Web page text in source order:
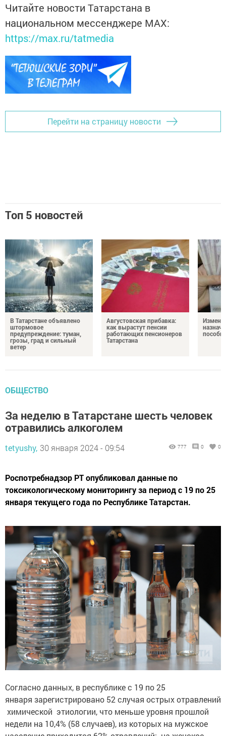
Читайте новости Татарстана в
национальном мессенджере MАХ:
https://max.ru/tatmedia
Перейти на страницу новости
Топ 5 новостей
В Татарстане объявлено
штормовое
предупреждение: туман,
грозы, град и сильный
ветер
Августовская прибавка:
как вырастут пенсии
работающих пенсионеров
Татарстана
ОБЩЕСТВО
За неделю в Татарстане шесть человек
отравились алкоголем
tetyushy, 30 января 2024 - 09:54 777 0 0
Роспотребнадзор РТ опубликовал данные по
токсикологическому мониторингу за период с 19 по 25
января текущего года по Республике Татарстан.
Согласно данных, в республике с 19 по 25
января зарегистрировано 52 случая острых отравлений
химической этиологии, что меньше уровня прошлой
недели на 10,4% (58 случаев), из которых на мужское